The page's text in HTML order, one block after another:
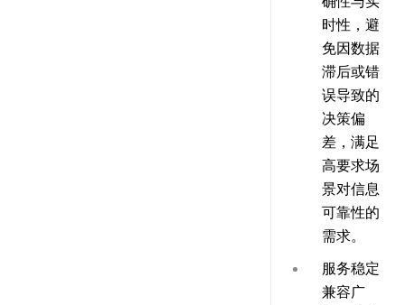
时性，避
免因数据
滞后或错
误导致的
决策偏
差，满足
高要求场
景对信息
可靠性的
需求。
服务稳定
兼容广